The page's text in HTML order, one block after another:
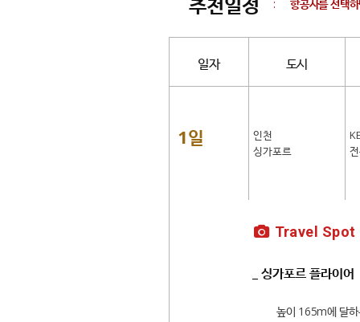
: 항공사를 선택
일자 도시
1일
인천
싱가포르
Travel Spot
_ 싱가포르 플라이어
높이 165m에 달하